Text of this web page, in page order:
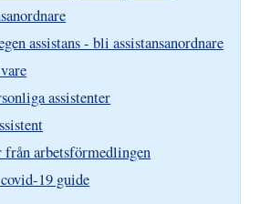
assistans - bli assistansanordnare
assistenter
från arbetsförmedlingen
19 guide